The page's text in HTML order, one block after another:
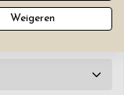
0/20 ♥ +€ 2,50
Weigeren